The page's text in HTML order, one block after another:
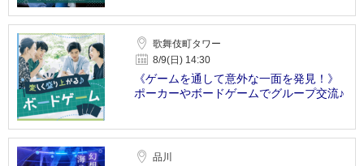
歌舞伎町タワー
8/9(日) 14:30
《ゲームを通して意外な一面を発見！》
ポーカーやボードゲームでグループ交流♪
品川